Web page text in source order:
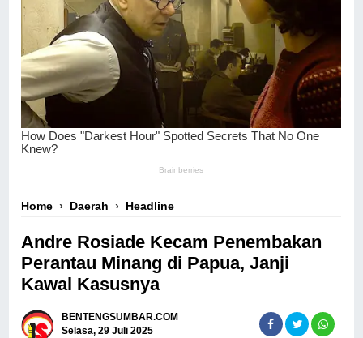
Home › Daerah › Headline
Andre Rosiade Kecam Penembakan
Perantau Minang di Papua, Janji
Kawal Kasusnya
BENTENGSUMBAR.COM
Selasa, 29 Juli 2025